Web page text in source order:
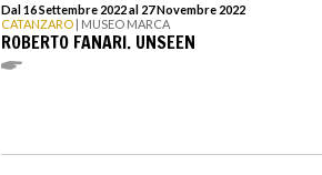
Dal 16 Settembre 2022 al 27 Novembre 2022
CATANZARO | MUSEO MARCA
ROBERTO FANARI. UNSEEN